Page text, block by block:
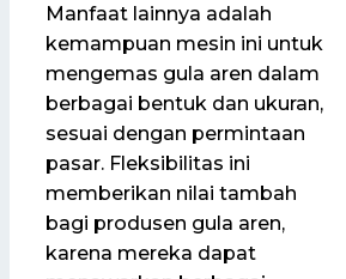
Manfaat lainnya adalah
kemampuan mesin ini untuk
mengemas gula aren dalam
berbagai bentuk dan ukuran,
sesuai dengan permintaan
pasar. Fleksibilitas ini
memberikan nilai tambah
bagi produsen gula aren,
karena mereka dapat